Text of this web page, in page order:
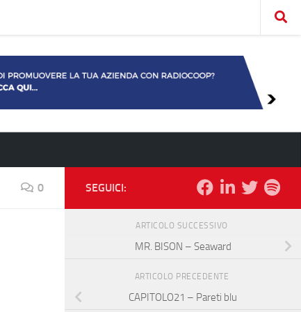
0 SEGUICI:
ARTICOLO SUCCESSIVO
MR. BISON – Seaward
ARTICOLO PRECEDENTE
CAPITOLO21 – Pareti blu